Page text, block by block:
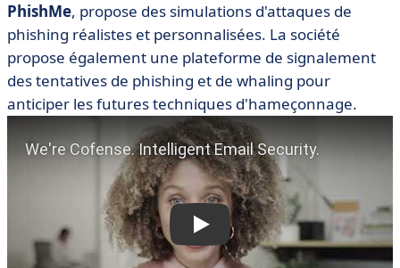
PhishMe, propose des simulations d'attaques de
phishing réalistes et personnalisées. La société
propose également une plateforme de signalement
des tentatives de phishing et de whaling pour
anticiper les futures techniques d'hameçonnage.